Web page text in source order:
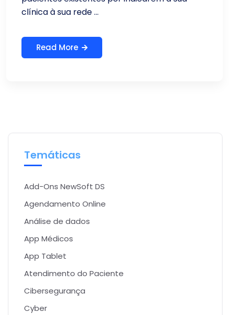
clínica à sua rede ...
Read More
Temáticas
Add-Ons NewSoft DS
Agendamento Online
Análise de dados
App Médicos
App Tablet
Atendimento do Paciente
Cibersegurança
Cyber